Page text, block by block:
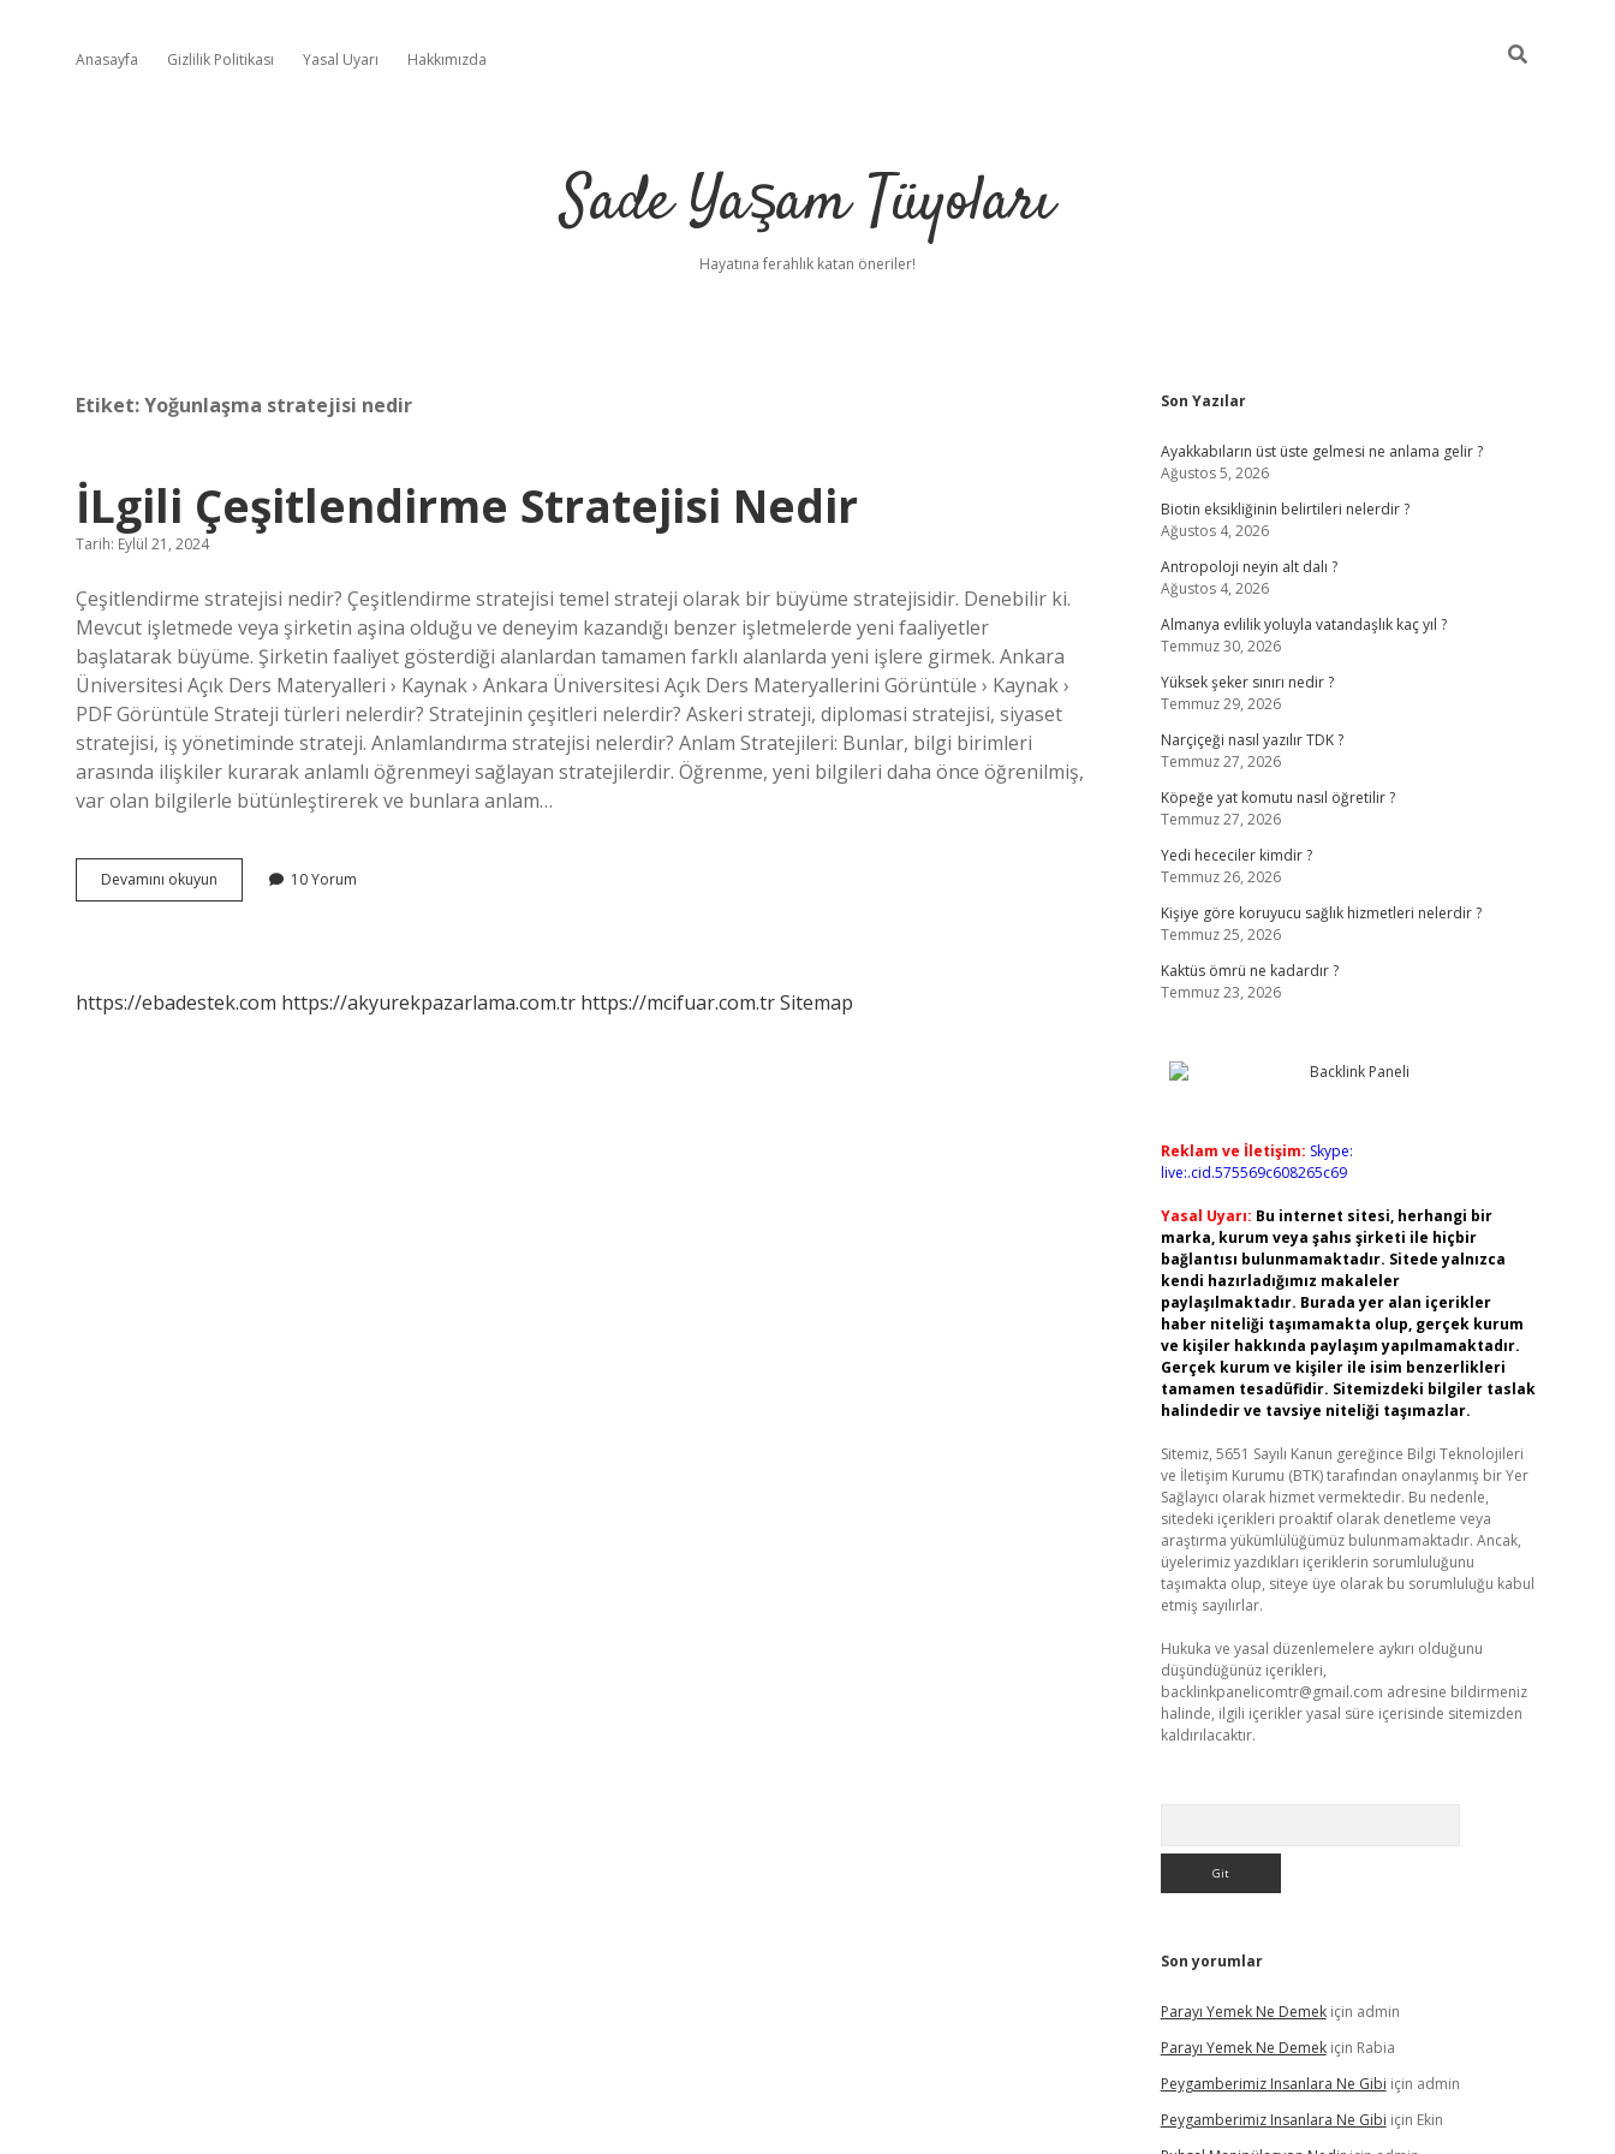
Anasayfa Gizlilik Politikası Yasal Uyarı Hakkımızda
Sade Yaşam Tüyoları
Hayatına ferahlık katan öneriler!
Etiket:Yoğunlaşma stratejisi nedir
İLgili Çeşitlendirme Stratejisi Nedir
Tarih: Eylül 21, 2024
Çeşitlendirme stratejisi nedir? Çeşitlendirme stratejisi temel strateji olarak bir büyüme stratejisidir. Denebilir ki.
Mevcut işletmede veya şirketin aşina olduğu ve deneyim kazandığı benzer işletmelerde yeni faaliyetler
başlatarak büyüme. Şirketin faaliyet gösterdiği alanlardan tamamen farklı alanlarda yeni işlere girmek. Ankara
Üniversitesi Açık Ders Materyalleri › Kaynak › Ankara Üniversitesi Açık Ders Materyallerini Görüntüle › Kaynak ›
PDF Görüntüle Strateji türleri nelerdir? Stratejinin çeşitleri nelerdir? Askeri strateji, diplomasi stratejisi, siyaset
stratejisi, iş yönetiminde strateji. Anlamlandırma stratejisi nelerdir? Anlam Stratejileri: Bunlar, bilgi birimleri
arasında ilişkiler kurarak anlamlı öğrenmeyi sağlayan stratejilerdir. Öğrenme, yeni bilgileri daha önce öğrenilmiş,
var olan bilgilerle bütünleştirerek ve bunlara anlam…
Devamını okuyun
Çeşitlendirme
10 Yorum
https://ebadestek.com https://akyurekpazarlama.com.tr https://mcifuar.com.trSitemap
Sidebar
Son Yazılar
Ayakkabıların üst üste gelmesi ne anlama gelir ?
Ağustos 5, 2026
Biotin eksikliğinin belirtileri nelerdir ?
Ağustos 4, 2026
Antropoloji neyin alt dalı ?
Ağustos 4, 2026
Almanya evlilik yoluyla vatandaşlık kaç yıl ?
Temmuz 30, 2026
Yüksek şeker sınırı nedir ?
Temmuz 29, 2026
Narçiçeği nasıl yazılır TDK ?
Temmuz 27, 2026
Köpeğe yat komutu nasıl öğretilir ?
Temmuz 27, 2026
Yedi hececiler kimdir ?
Temmuz 26, 2026
Kişiye göre koruyucu sağlık hizmetleri nelerdir ?
Temmuz 25, 2026
Kaktüs ömrü ne kadardır ?
Temmuz 23, 2026
Reklam ve İletişim: Skype:
live:.cid.575569c608265c69
Yasal Uyarı: Bu internet sitesi, herhangi bir
marka, kurum veya şahıs şirketi ile hiçbir
bağlantısı bulunmamaktadır. Sitede yalnızca
kendi hazırladığımız makaleler
paylaşılmaktadır. Burada yer alan içerikler
haber niteliği taşımamakta olup, gerçek kurum
ve kişiler hakkında paylaşım yapılmamaktadır.
Gerçek kurum ve kişiler ile isim benzerlikleri
tamamen tesadüfidir. Sitemizdeki bilgiler taslak
halindedir ve tavsiye niteliği taşımazlar.
Sitemiz, 5651 Sayılı Kanun gereğince Bilgi Teknolojileri
ve İletişim Kurumu (BTK) tarafından onaylanmış bir Yer
Sağlayıcı olarak hizmet vermektedir. Bu nedenle,
sitedeki içerikleri proaktif olarak denetleme veya
araştırma yükümlülüğümüz bulunmamaktadır. Ancak,
üyelerimiz yazdıkları içeriklerin sorumluluğunu
taşımakta olup, siteye üye olarak bu sorumluluğu kabul
etmiş sayılırlar.
Hukuka ve yasal düzenlemelere aykırı olduğunu
düşündüğünüz içerikleri,
backlinkpanelicomtr@gmail.com adresine bildirmeniz
halinde, ilgili içerikler yasal süre içerisinde sitemizden
kaldırılacaktır.
Son yorumlar
Parayı Yemek Ne Demekiçin admin
Parayı Yemek Ne Demekiçin Rabia
Peygamberimiz Insanlara Ne Gibi için admin
Peygamberimiz Insanlara Ne Gibi için Ekin